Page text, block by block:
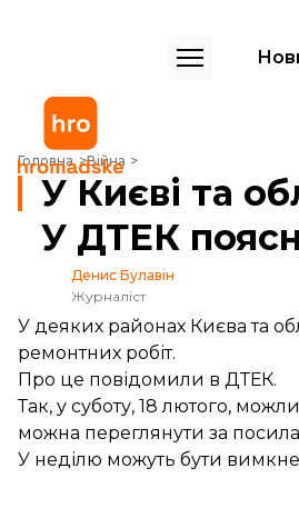
Головна Війна
У Києві та області можливі
У Києві та
У ДТЕК
Денис Булавін
Журналіст
У деяких районах Києва та
ремонтних робіт.
Про це повідомили в ДТЕК.
Так, у суботу, 18 лютого,
можна переглянути за
У неділю можуть бути